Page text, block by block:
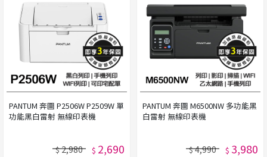
PANTUM 奔圖 P2506W P2509W 單
功能黑白雷射 無線印表機
$2,980 $ 2,690
PANTUM 奔圖 M6500NW 多功能黑
白雷射 無線印表機
$4,990 $ 3,980